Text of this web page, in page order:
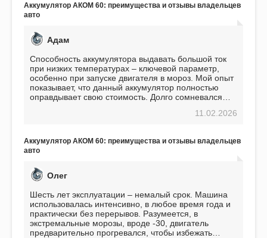
Аккумулятор АКОМ 60: преимущества и отзывы владельцев
авто
Адам
Способность аккумулятора выдавать большой ток
при низких температурах – ключевой параметр,
особенно при запуске двигателя в мороз. Мой опыт
показывает, что данный аккумулятор полностью
оправдывает свою стоимость. Долго сомневался
пожалел. Считаю, что это отличное вложение,11.02.2026
Аккумулятор АКОМ 60: преимущества и отзывы владельцев
авто
Олег
Шесть лет эксплуатации – немалый срок. Машина
использовалась интенсивно, в любое время года и
практически без перерывов. Разумеется, в
экстремальные морозы, вроде -30, двигатель
предварительно прогревался, чтобы избежать